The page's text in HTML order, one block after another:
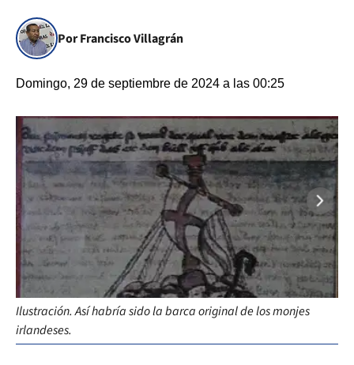
Por Francisco Villagrán
Domingo, 29 de septiembre de 2024 a las 00:25
Ilustración. Así habría sido la barca original de los monjes
irlandeses.